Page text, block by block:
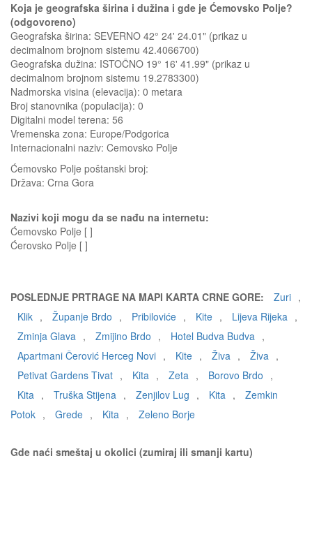
Koja je geografska širina i dužina i gde je Ćemovsko Polje?
(odgovoreno)
Geografska širina: SEVERNO 42° 24' 24.01" (prikaz u
decimalnom brojnom sistemu 42.4066700)
Geografska dužina: ISTOČNO 19° 16' 41.99" (prikaz u
decimalnom brojnom sistemu 19.2783300)
Nadmorska visina (elevacija): 0 metara
Broj stanovnika (populacija): 0
Digitalni model terena: 56
Vremenska zona: Europe/Podgorica
Internacionalni naziv: Cemovsko Polje
Ćemovsko Polje poštanski broj:
Država: Crna Gora
Nazivi koji mogu da se nađu na internetu:
Ćemovsko Polje [ ]
Ćerovsko Polje [ ]
POSLEDNJE PRTRAGE NA MAPI KARTA CRNE GORE: Zuri ,
Klik , Županje Brdo , Pribiloviće , Kite , Lijeva Rijeka ,
Zminja Glava , Zmijino Brdo , Hotel Budva Budva ,
Apartmani Čerović Herceg Novi , Kite , Živa , Živa ,
Petivat Gardens Tivat , Kita , Zeta , Borovo Brdo ,
Kita , Truška Stijena , Zenjilov Lug , Kita ,
Zemkin
Potok , Grede , Kita , Zeleno Borje
Gde naći smeštaj u okolici (zumiraj ili smanji kartu)